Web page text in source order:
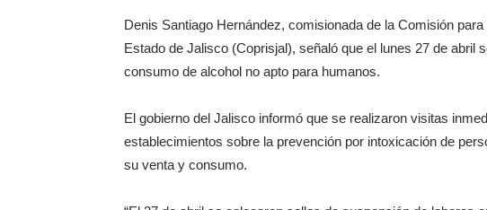
Denis Santiago Hernández, comisionada de la Comisión
Estado de Jalisco (Coprisjal), señaló que el lunes 27 de abril
consumo de alcohol no apto para humanos.
El gobierno del Jalisco informó que se realizaron visitas
establecimientos sobre la prevención por intoxicación de
su venta y consumo.